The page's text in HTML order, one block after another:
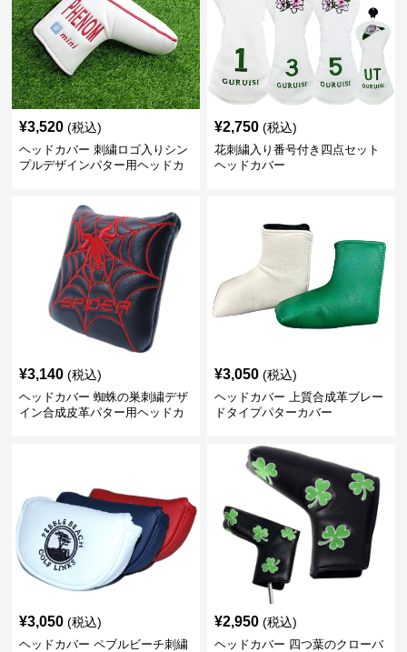
¥3,520 (税込)
ヘッドカバー 刺繍ロゴ入りシン
プルデザインパター用ヘッドカ
¥2,750 (税込)
花刺繍入り番号付き四点セット
ヘッドカバー
¥3,140 (税込)
ヘッドカバー 蜘蛛の巣刺繍デザ
イン合成皮革パター用ヘッドカ
¥3,050 (税込)
ヘッドカバー 上質合成革ブレー
ドタイプパターカバー
¥3,050 (税込)
ヘッドカバー ペブルビーチ刺繍
¥2,950 (税込)
ヘッドカバー 四つ葉のクローバ